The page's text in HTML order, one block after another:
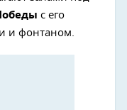
с его
и фонтаном.